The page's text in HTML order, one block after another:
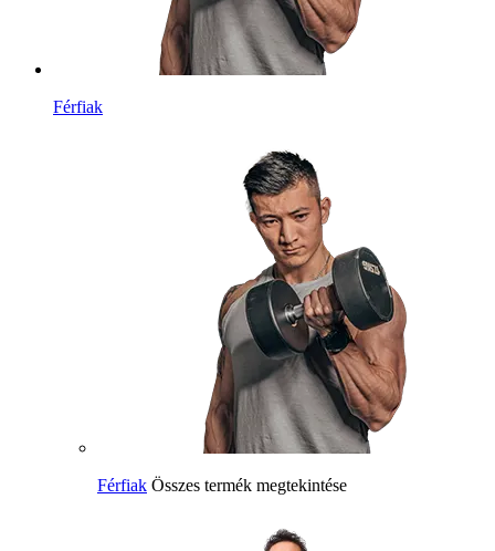
Férfiak
Férfiak Összes termék megtekintése